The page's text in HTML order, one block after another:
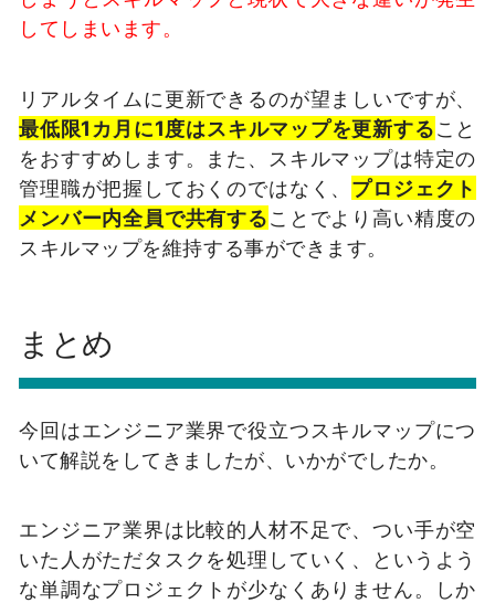
してしまいます。
リアルタイムに更新できるのが望ましいですが、
最低限1カ月に1度はスキルマップを更新すること
をおすすめします。また、スキルマップは特定の
管理職が把握しておくのではなく、 プロジェクト
メンバー内全員で共有することでより高い精度の
スキルマップを維持する事ができます。
まとめ
今回はエンジニア業界で役立つスキルマップにつ
いて解説をしてきましたが、いかがでしたか。
エンジニア業界は比較的人材不足で、つい手が空
いた人がただタスクを処理していく、というよう
な単調なプロジェクトが少なくありません。しか